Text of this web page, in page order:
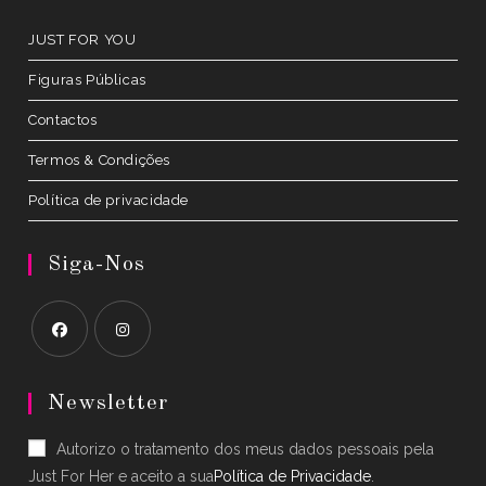
JUST FOR YOU
Figuras Públicas
Contactos
Termos & Condições
Política de privacidade
Siga-Nos
in
new
tab
in
new
tab
Newsletter
Autorizo o tratamento dos meus dados pessoais pela
Just For Her e aceito a suaPolítica de Privacidade